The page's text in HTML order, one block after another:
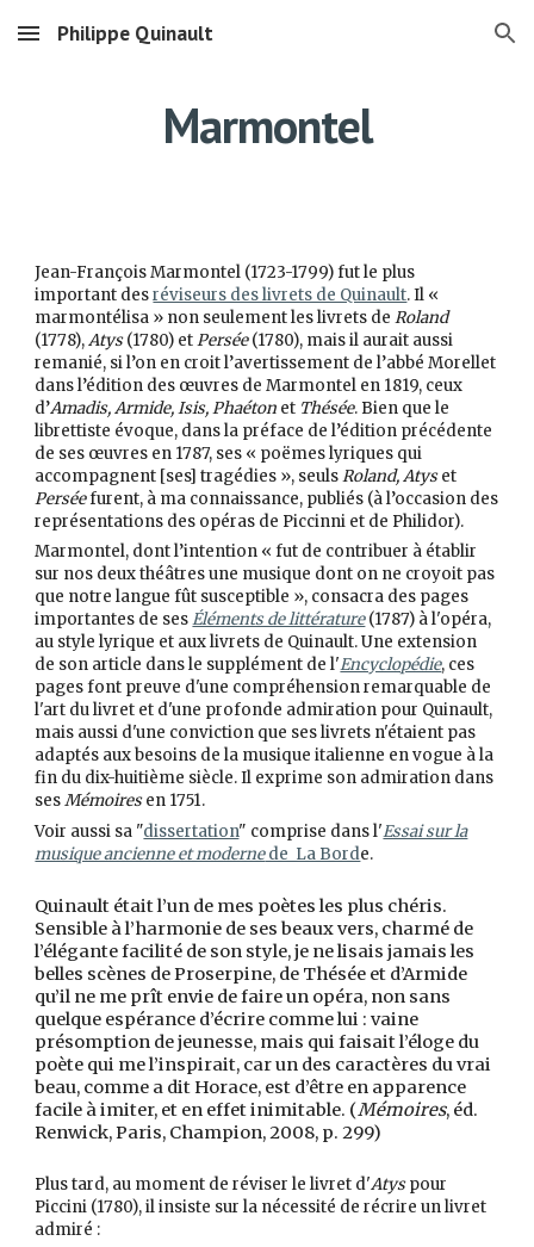
Skip to main content Skip to navigation
Philippe Quinault
Marmontel
Jean-François Marmontel (1723-1799) fut le plus
important des réviseurs des livrets de Quinault. Il «
marmontélisa » non seulement les livrets deRoland
(1778),Atys(1780) etPersée(1780), mais il aurait aussi
remanié, si l’on en croit l’avertissement de l’abbé Morellet
dans l’édition des œuvres de Marmontel en 1819, ceux
d’Amadis, Armide, Isis, Phaéton et Thésée. Bien que le
librettiste évoque, dans la préface de l’édition précédente
de ses œuvres en 1787, ses « poëmes lyriques qui
accompagnent [ses] tragédies », seulsRoland, Atyset
Perséefurent, à ma connaissance, publiés (à l’occasion des
représentations des opéras de Piccinni et de Philidor).
Marmontel, dont l’intention « fut de contribuer à établir
sur nos deux théâtres une musique dont on ne croyoit pas
que notre langue fût susceptible », consacra des pages
importantes de ses Éléments de littérature(1787) à l'opéra,
au style lyrique et aux livrets de Quinault. Une extension
de son article dans le supplément de l'Encyclopédie, ces
pages font preuve d'une compréhension remarquable de
l'art du livret et d'une profonde admiration pour Quinault,
mais aussi d'une conviction que ses livrets n'étaient pas
adaptés aux besoins de la musique italienne en vogue à la
fin du dix-huitième siècle. Il exprime son admiration dans
sesMémoiresen 1751.
Voir aussi sa "dissertation" comprise dans l'Essai sur la
musique ancienne et modernede La Borde.
Quinault était l’un de mes poètes les plus chéris.
Sensible à l’harmonie de ses beaux vers, charmé de
l’élégante facilité de son style, je ne lisais jamais les
belles scènes de Proserpine, de Thésée et d’Armide
qu’il ne me prît envie de faire un opéra, non sans
quelque espérance d’écrire comme lui : vaine
présomption de jeunesse, mais qui faisait l’éloge du
poète qui me l’inspirait, car un des caractères du vrai
beau, comme a dit Horace, est d’être en apparence
facile à imiter, et en effet inimitable. (Mémoires, éd.
Renwick, Paris, Champion, 2008, p. 299)
Plus tard, au moment de réviser le livret d'Atyspour
Piccini (1780), il insiste sur la nécessité de récrire un livret
admiré :